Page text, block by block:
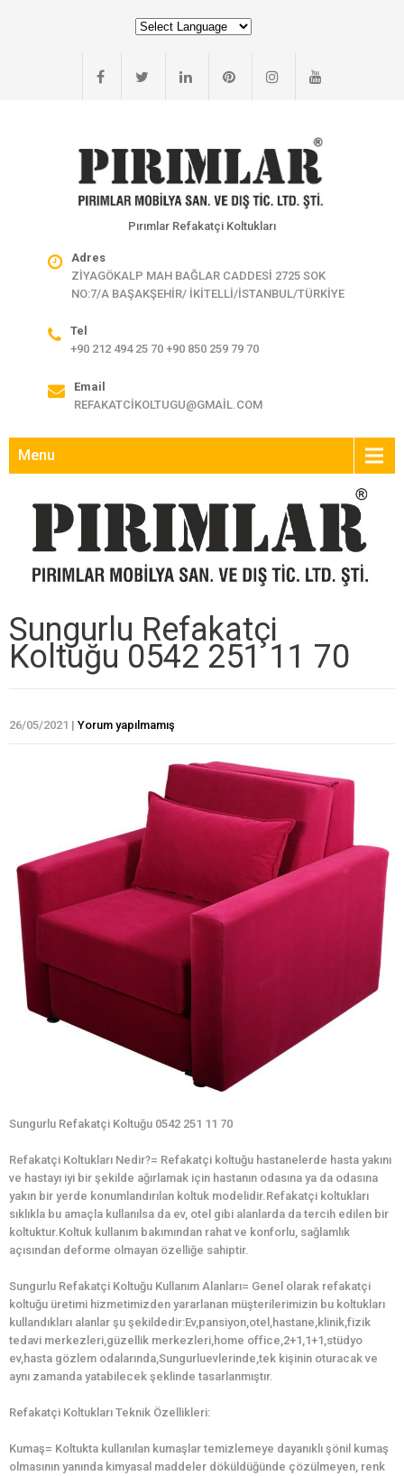
Pırımlar Refakatçi Koltukları
Adres
ZİYAGÖKALP MAH BAĞLAR CADDESİ 2725 SOK
NO:7/A BAŞAKŞEHİR/ İKİTELLİ/İSTANBUL/TÜRKİYE
Tel
+90 212 494 25 70 +90 850 259 79 70
Email
REFAKATCIKOLTUGU@GMAIL.COM
Menu
Sungurlu Refakatçi
Koltuğu 0542 251 11 70
26/05/2021 | Yorum yapılmamış
Sungurlu Refakatçi Koltuğu 0542 251 11 70
Refakatçi Koltukları Nedir?= Refakatçi koltuğu hastanelerde hasta yakını
ve hastayı iyi bir şekilde ağırlamak için hastanın odasına ya da odasına
yakın bir yerde konumlandırılan koltuk modelidir.Refakatçi koltukları
sıklıkla bu amaçla kullanılsa da ev, otel gibi alanlarda da tercih edilen bir
koltuktur.Koltuk kullanım bakımından rahat ve konforlu, sağlamlık
açısından deforme olmayan özelliğe sahiptir.
Sungurlu Refakatçi Koltuğu Kullanım Alanları= Genel olarak refakatçi
koltuğu üretimi hizmetimizden yararlanan müşterilerimizin bu koltukları
kullandıkları alanlar şu şekildedir:Ev,pansiyon,otel,hastane,klinik,fizik
tedavi merkezleri,güzellik merkezleri,home office,2+1,1+1,stüdyo
ev,hasta gözlem odalarında,Sungurluevlerinde,tek kişinin oturacak ve
aynı zamanda yatabilecek şeklinde tasarlanmıştır.
Refakatçi Koltukları Teknik Özellikleri:
Kumaş= Koltukta kullanılan kumaşlar temizlemeye dayanıklı şönil kumaş
olmasının yanında kimyasal maddeler döküldüğünde çözülmeyen, renk